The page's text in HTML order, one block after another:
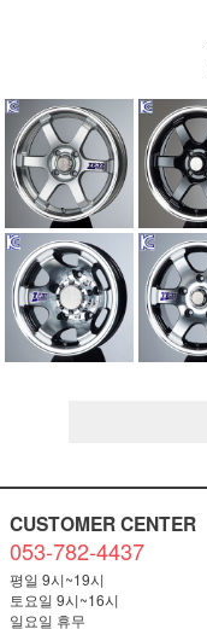
CUSTOMER CENTER
053-782-4437
평일 9시~19시
토요일 9시~16시
일요일 휴무